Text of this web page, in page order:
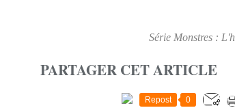
Série Monstres :
PARTAGER CET ARTICLE
Repost 0